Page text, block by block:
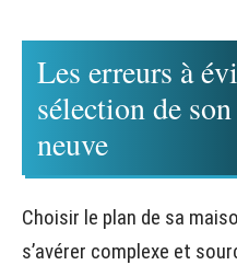
Les erreurs à
sélection de
neuve
Choisir le plan de sa
s’avérer complexe et